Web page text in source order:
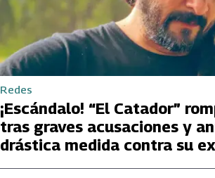
Redes
¡Escándalo! “El Catador”
tras graves acusaciones y
drástica medida contra su